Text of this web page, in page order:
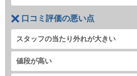
口コミ評価の悪い点
スタッフの当たり外れが大きい
値段が高い